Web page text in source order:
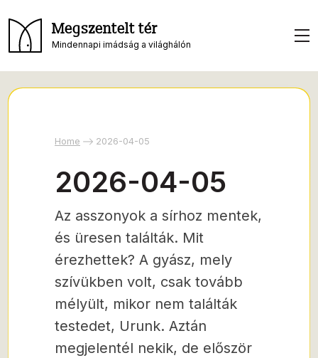
Megszentelt tér
Mindennapi imádság a világhálón
Home 2026-04-05
2026-04-05
Az asszonyok a sírhoz mentek,
és üresen találták. Mit
érezhettek? A gyász, mely
szívükben volt, csak tovább
mélyült, mikor nem találták
testedet, Urunk. Aztán
megjelentél nekik, de először